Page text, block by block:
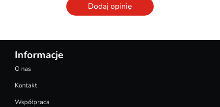
Dodaj opinię
Informacje
O nas
Kontakt
Współpraca